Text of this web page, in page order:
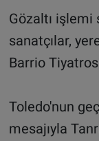
Gözaltı işlemi
sanatçılar,
Barrio
Toledo'nun
mesajıyla